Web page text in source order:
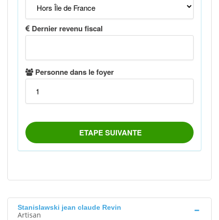
Stanislawski jean claude Revin
Artisan